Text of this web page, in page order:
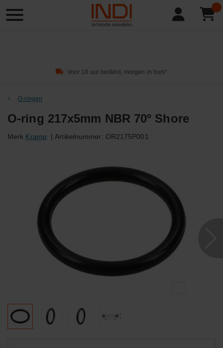
Product
zoeken
Voor 18 uur besteld, morgen in huis*
O-ringen
O-ring 217x5mm NBR 70º Shore
Merk Kramp | Artikelnummer: OR2175P001